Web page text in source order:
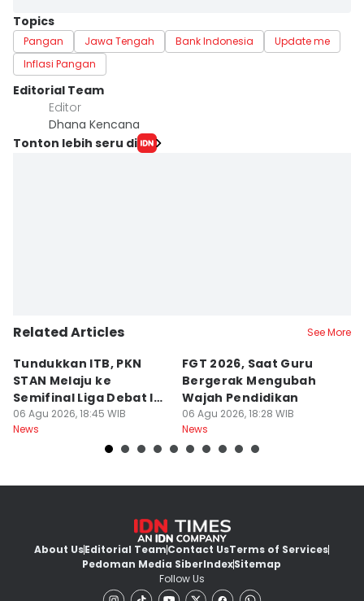
Topics
Pangan Jawa Tengah Bank Indonesia
Update me
Inflasi Pangan
Editorial Team
Editor
Dhana Kencana
Tonton lebih seru di
Related Articles See More
Tundukkan ITB, PKN
STAN Melaju ke
Semifinal Liga Debat IDN
Times 2026
06 Agu 2026, 18:45 WIB
News
FGT 2026, Saat Guru
Bergerak Mengubah
Wajah Pendidikan
06 Agu 2026, 18:28 WIB
News
About UsEditorial TeamContact UsTerms of Services
Pedoman Media SiberIndexSitemap
Follow Us